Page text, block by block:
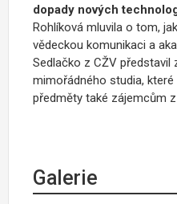
dopady nových
Rohlíková mluvila o tom,
vědeckou komunikaci a
Sedlačko z CŽV představil
mimořádného studia,
předměty také zájemcům
Galerie